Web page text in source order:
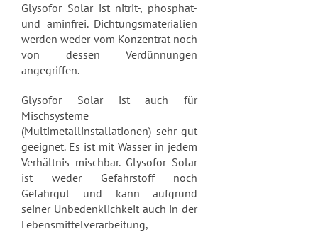
Glysofor Solar ist nitrit-, phosphat-
und aminfrei. Dichtungsmaterialien
werden weder vom Konzentrat noch
von dessen Verdünnungen
angegriffen.
Glysofor Solar ist auch für
Mischsysteme
(Multimetallinstallationen) sehr gut
geeignet. Es ist mit Wasser in jedem
Verhältnis mischbar. Glysofor Solar
ist weder Gefahrstoff noch
Gefahrgut und kann aufgrund
seiner Unbedenklichkeit auch in der
Lebensmittelverarbeitung,